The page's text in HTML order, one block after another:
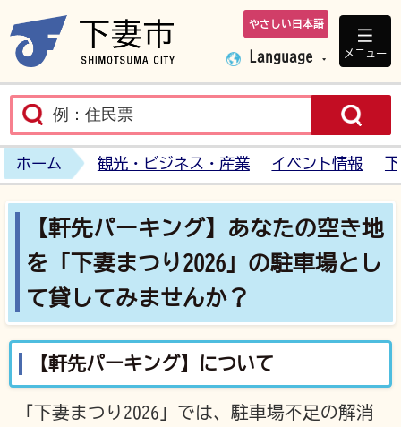
下妻市ホームペ
やさしい日本語
Language メニュー
ホーム 観光・ビジネス・産業 イベント情報
【軒先パーキング】あなたの空き地
を「下妻まつり2026」の駐車場とし
て貸してみませんか？
【軒先パーキング】について
「下妻まつり2026」では、駐車場不足の解消